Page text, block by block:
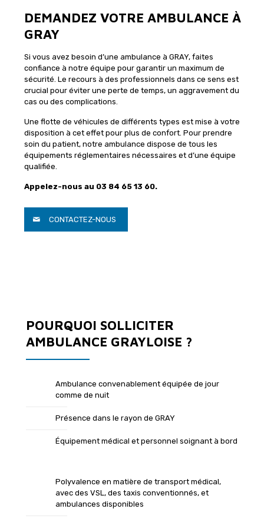
DEMANDEZ VOTRE AMBULANCE À
GRAY
Si vous avez besoin d’une ambulance à GRAY, faites
confiance à notre équipe pour garantir un maximum de
sécurité. Le recours à des professionnels dans ce sens est
crucial pour éviter une perte de temps, un aggravement du
cas ou des complications.
Une flotte de véhicules de différents types est mise à votre
disposition à cet effet pour plus de confort. Pour prendre
soin du patient, notre ambulance dispose de tous les
équipements réglementaires nécessaires et d’une équipe
qualifiée.
Appelez-nous au 03 84 65 13 60.
CONTACTEZ-NOUS
POURQUOI SOLLICITER
AMBULANCE GRAYLOISE ?
Ambulance convenablement équipée de jour
comme de nuit
Présence dans le rayon de GRAY
Équipement médical et personnel soignant à bord
Polyvalence en matière de transport médical,
avec des VSL, des taxis conventionnés, et
ambulances disponibles